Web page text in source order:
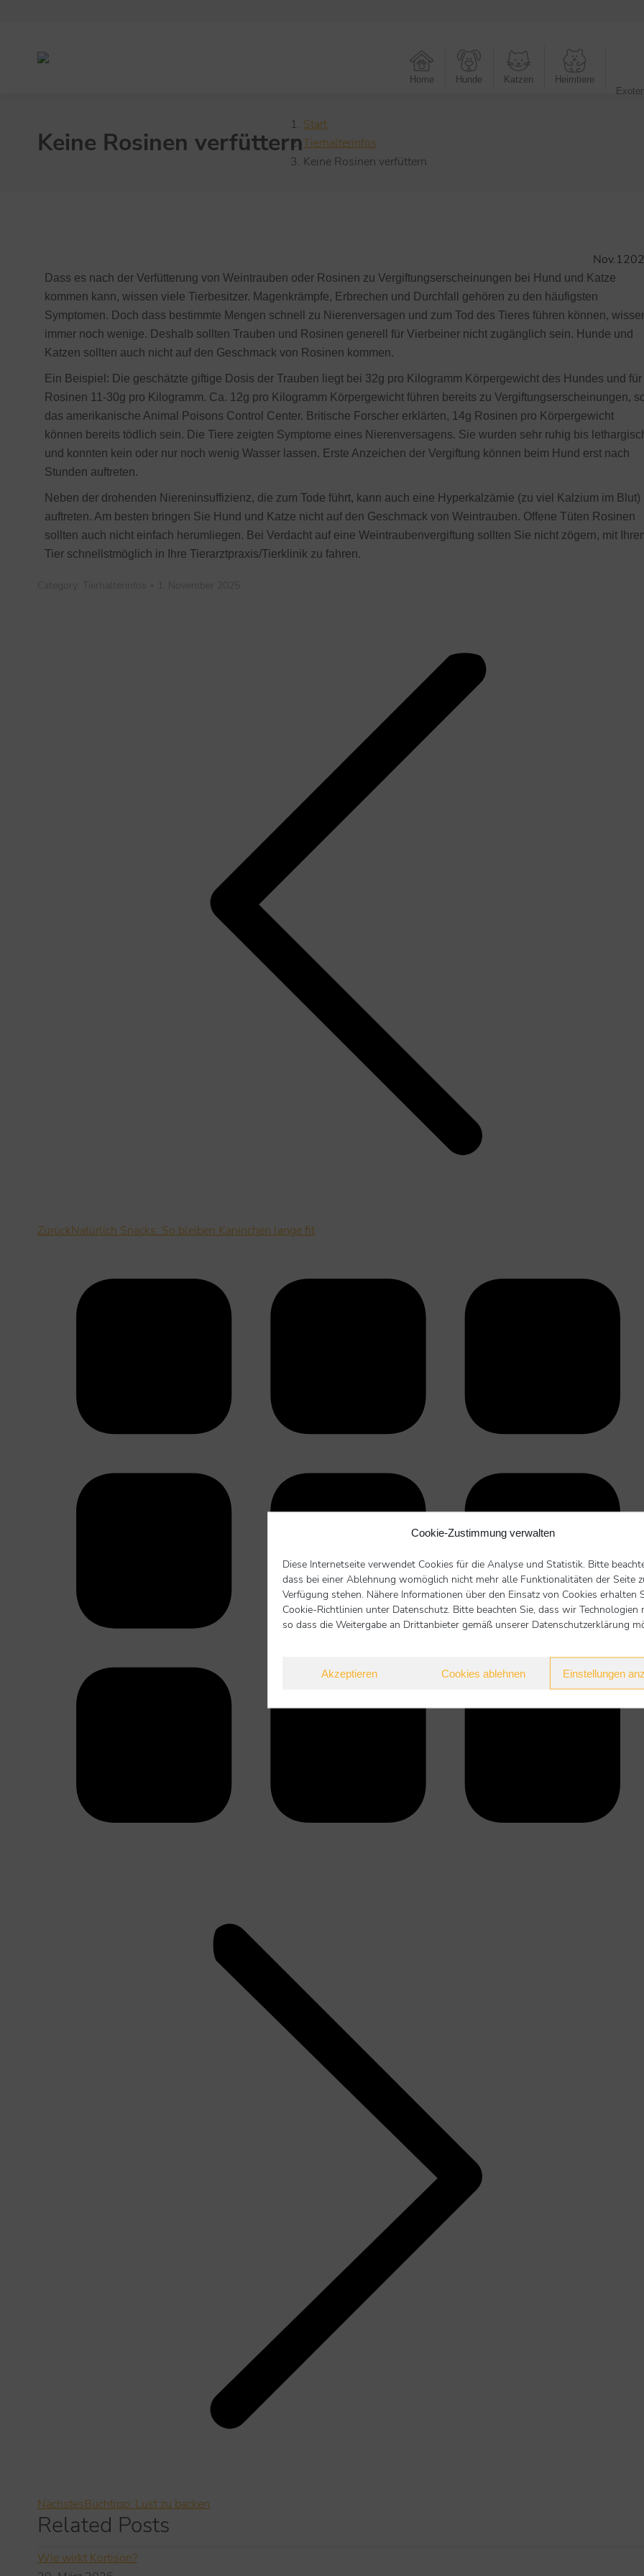
Cookie-Zustimmung verwalten
Diese Internetseite verwendet Cookies für die Analyse und Statistik. Bitte
dass bei einer Ablehnung womöglich nicht mehr alle Funktionalitäten der Seite
Verfügung stehen. Nähere Informationen über den Einsatz von Cookies erhalten
Cookie-Richtlinien unter Datenschutz. Bitte beachten Sie, dass wir Technologien
so dass die Weitergabe an Drittanbieter gemäß unserer Datenschutzerklärung
Akzeptieren Cookies ablehnen Einstellungen
Home Hunde Katzen
Heimtiere
Keine Rosinen verfüttern
Sie befinden sich hier:
Start
Tierhalterinfos
Keine Rosinen verfüttern
Nov.1
Dass es nach der Verfütterung von Weintrauben oder Rosinen zu Vergiftungserscheinungen bei Hund und Katze
kommen kann, wissen viele Tierbesitzer. Magenkrämpfe, Erbrechen und Durchfall gehören zu den häufigsten
Symptomen. Doch dass bestimmte Mengen schnell zu Nierenversagen und zum Tod des Tieres führen können,
immer noch wenige. Deshalb sollten Trauben und Rosinen generell für Vierbeiner nicht zugänglich sein. Hunde und
Katzen sollten auch nicht auf den Geschmack von Rosinen kommen.
Ein Beispiel: Die geschätzte giftige Dosis der Trauben liegt bei 32g pro Kilogramm Körpergewicht des Hundes und für
Rosinen 11-30g pro Kilogramm. Ca. 12g pro Kilogramm Körpergewicht führen bereits zu Vergiftungserscheinungen,
das amerikanische Animal Poisons Control Center. Britische Forscher erklärten, 14g Rosinen pro Körpergewicht
können bereits tödlich sein. Die Tiere zeigten Symptome eines Nierenversagens. Sie wurden sehr ruhig bis
und konnten kein oder nur noch wenig Wasser lassen. Erste Anzeichen der Vergiftung können beim Hund erst nach
Stunden auftreten.
Neben der drohenden Niereninsuffizienz, die zum Tode führt, kann auch eine Hyperkalzämie (zu viel Kalzium im Blut)
auftreten. Am besten bringen Sie Hund und Katze nicht auf den Geschmack von Weintrauben. Offene Tüten Rosinen
sollten auch nicht einfach herumliegen. Bei Verdacht auf eine Weintraubenvergiftung sollten Sie nicht zögern, mit
Tier schnellstmöglich in Ihre Tierarztpraxis/Tierklinik zu fahren.
Category: 1. November 2025
ZurückNatürlich Snacks: So bleiben Kaninchen lange fit
NächstesBuchtipp: Lust zu backen
Related Posts
Wie wirkt Kortison?